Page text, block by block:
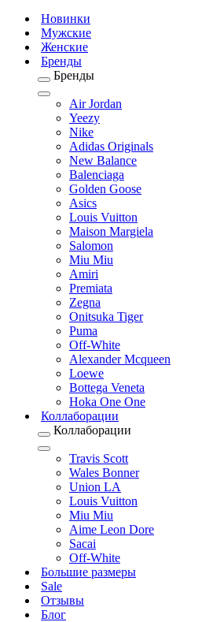
Новинки
Мужские
Женские
Бренды
Бренды
Air Jordan
Yeezy
Nike
Adidas Originals
New Balance
Balenciaga
Golden Goose
Asics
Louis Vuitton
Maison Margiela
Salomon
Miu Miu
Amiri
Premiata
Zegna
Onitsuka Tiger
Puma
Off-White
Alexander Mcqueen
Loewe
Bottega Veneta
Hoka One One
Коллаборации
Коллаборации
Travis Scott
Wales Bonner
Union LA
Louis Vuitton
Miu Miu
Aime Leon Dore
Sacai
Off-White
Большие размеры
Sale
Отзывы
Блог